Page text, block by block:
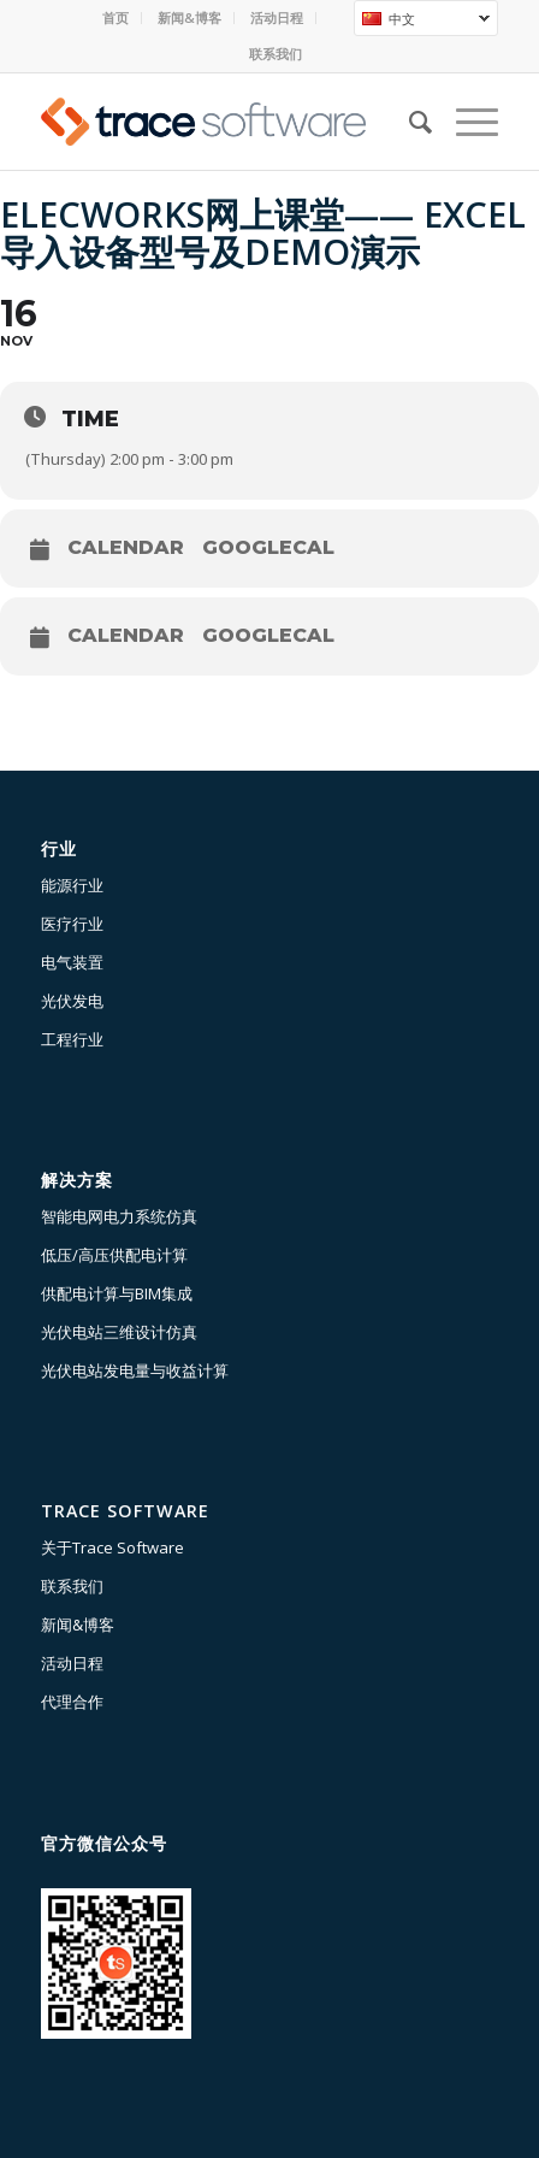
中文
首页 新闻&博客
活动日程
联系我们
ELECWORKS网上课堂—— EXCEL
导入设备型号及DEMO演示
16
NOV
TIME
(Thursday) 2:00 pm - 3:00 pm
CALENDAR GOOGLECAL
CALENDAR GOOGLECAL
行业
能源行业
医疗行业
电气装置
光伏发电
工程行业
解决方案
智能电网电力系统仿真
低压/高压供配电计算
供配电计算与BIM集成
光伏电站三维设计仿真
光伏电站发电量与收益计算
TRACE SOFTWARE
关于Trace Software
联系我们
新闻&博客
活动日程
代理合作
官方微信公众号